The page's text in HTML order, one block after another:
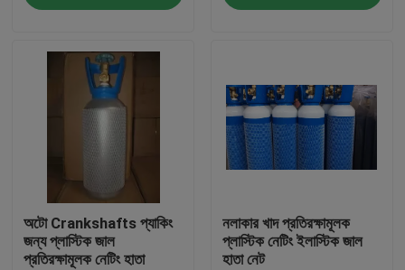
উদ্ধৃতির জন্য আবেদন
তাপ সঙ্কুচিত নল
ঢেউখেলান নমনীয় টিউবিং
অটো Crankshafts প্যাকিং
জন্য প্লাস্টিক জাল
প্রতিরক্ষামূলক নেটিং হাতা
নলাকার খাদ প্রতিরক্ষামূলক
প্লাস্টিক নেটিং ইলাস্টিক জাল
হাতা নেট